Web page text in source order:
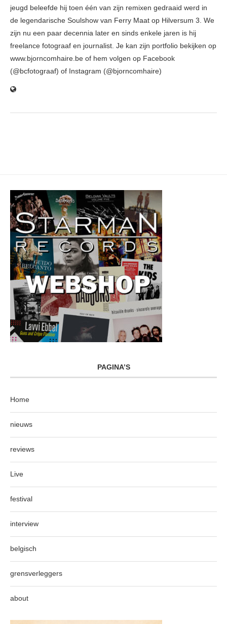
jeugd beleefde hij toen één van zijn remixen gedraaid werd in
de legendarische Soulshow van Ferry Maat op Hilversum 3. We
zijn nu een paar decennia later en sinds enkele jaren is hij
freelance fotograaf en journalist. Je kan zijn portfolio bekijken op
www.bjorncomhaire.be of hem volgen op Facebook
(@bcfotograaf) of Instagram (@bjorncomhaire)
PAGINA’S
Home
nieuws
reviews
Live
festival
interview
belgisch
grensverleggers
about